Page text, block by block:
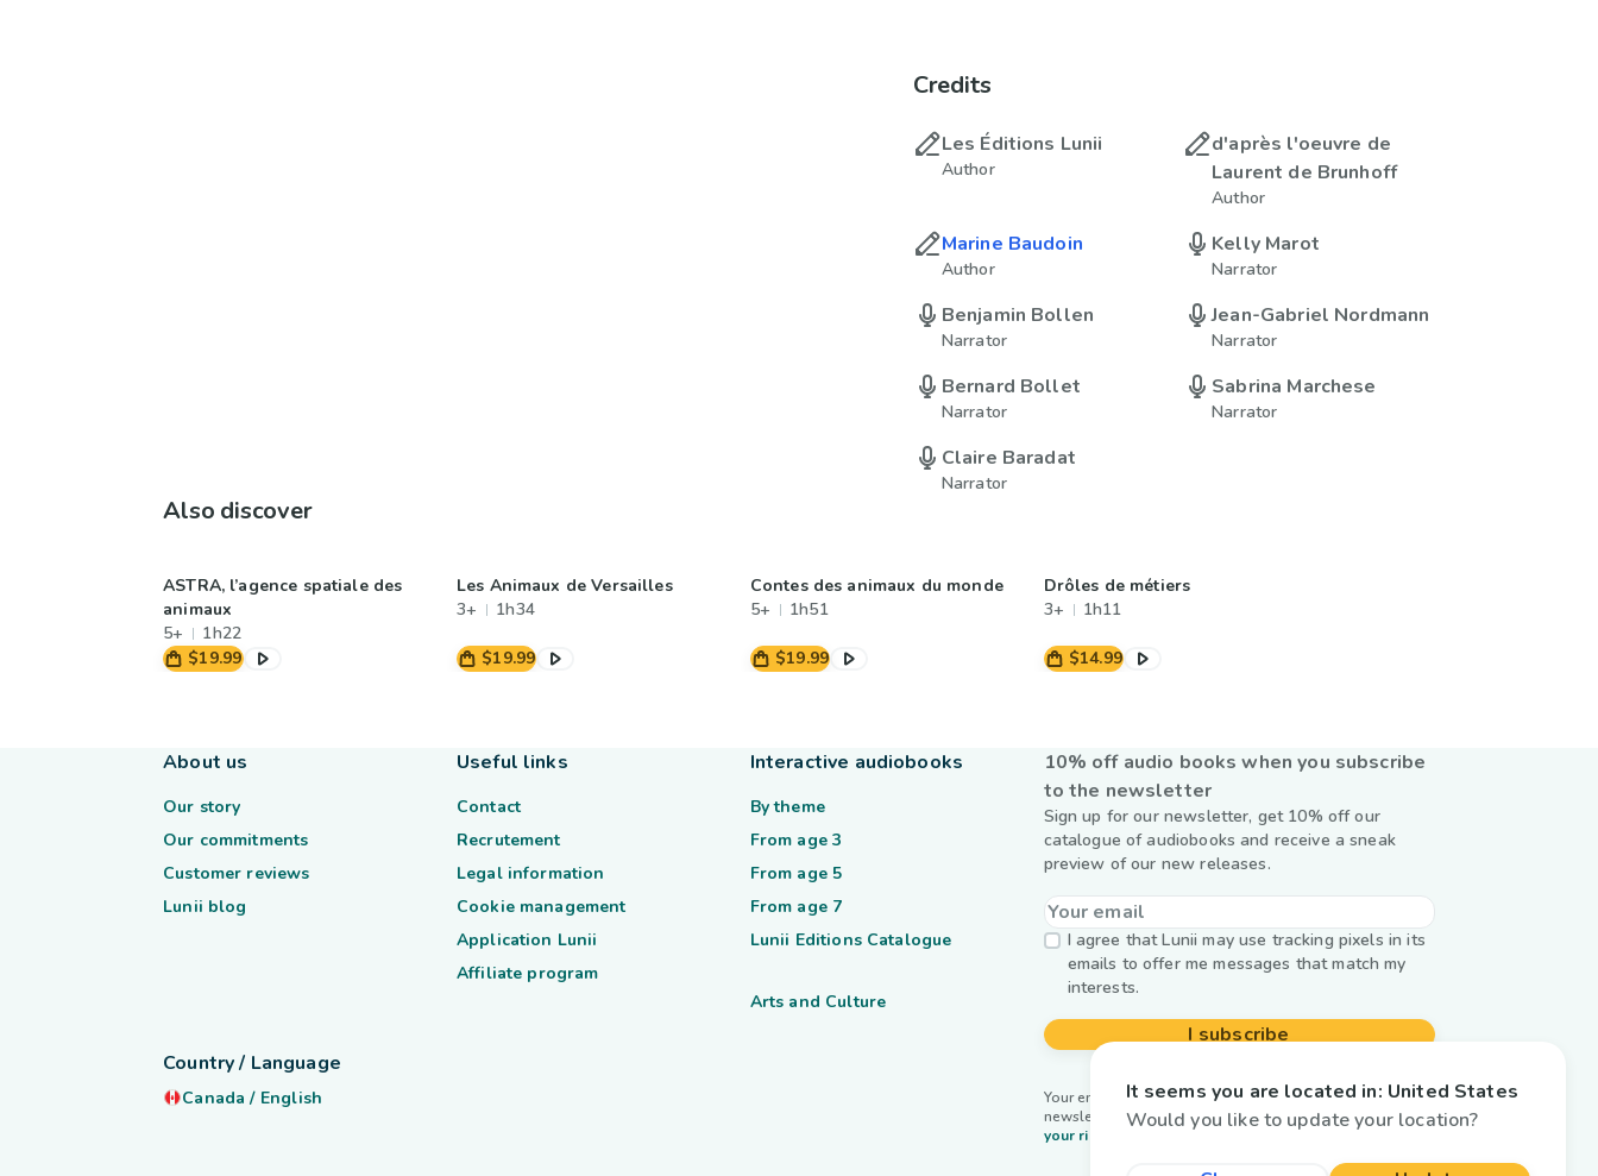
Credits
Les Éditions Lunii
Author
d'après l'oeuvre de
Laurent de Brunhoff
Author
Marine Baudoin
Author
Kelly Marot
Narrator
Benjamin Bollen
Narrator
Jean-Gabriel Nordmann
Narrator
Bernard Bollet
Narrator
Sabrina Marchese
Narrator
Claire Baradat
Narrator
Also discover
ASTRA, l’agence spatiale des
animaux
5+
1h22
$19.99
Les Animaux de Versailles
3+
1h34
$19.99
Contes des animaux du monde
5+
1h51
$19.99
Drôles de métiers
3+
1h11
$14.99
10% off audio books when you subscribe
to the newsletter
Sign up for our newsletter, get 10% off our
catalogue of audiobooks and receive a sneak
preview of our new releases.
I agree that Lunii may use tracking pixels in its
emails to offer me messages that match my
interests.
I subscribe
Your email is used by Lunii only to send you our
newsletter. Learn more aboutmanaging your data and
your rights.
About us
Our story
Our commitments
Customer reviews
Lunii blog
Useful links
Contact
Recrutement
Legal information
Cookie management
Application Lunii
Affiliate program
Interactive audiobooks
By theme
From age 3
From age 5
From age 7
Lunii Editions Catalogue
Arts and Culture
Country / Language
Canada / English It seems you are located in: United States
Would you like to update your location?